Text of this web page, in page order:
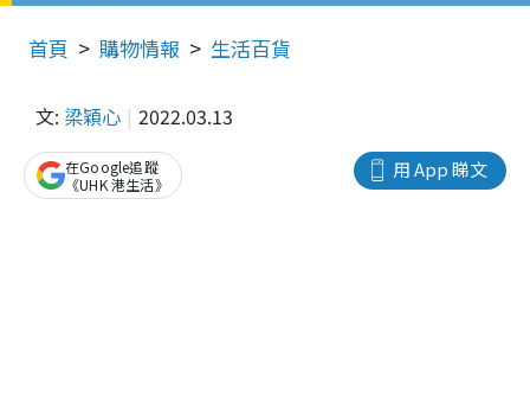
首頁 購物情報 生活百貨
文: 梁穎心 2022.03.13
用 App 睇文
在Google追蹤
《UHK 港生活》